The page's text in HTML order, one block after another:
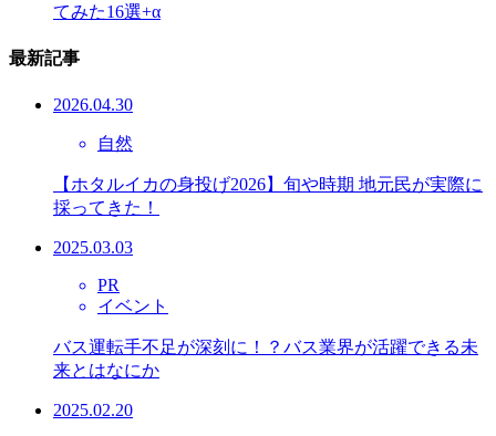
てみた16選+α
最新記事
2026.04.30
自然
【ホタルイカの身投げ2026】旬や時期 地元民が実際に
採ってきた！
2025.03.03
PR
イベント
バス運転手不足が深刻に！？バス業界が活躍できる未
来とはなにか
2025.02.20